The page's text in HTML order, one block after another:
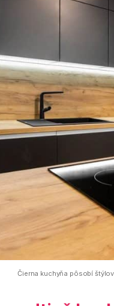
Čierna kuchyňa pôsobí